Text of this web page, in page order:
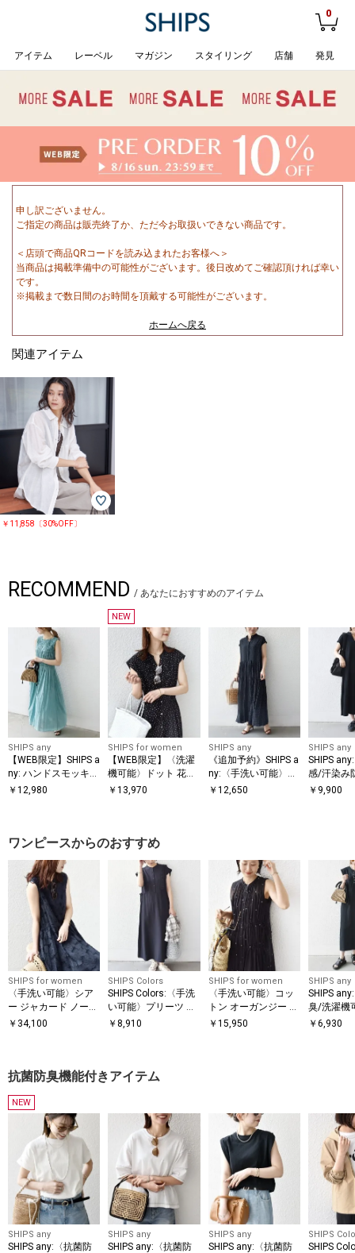
0
アイテム レーベル マガジン スタイリング 店舗 発見
申し訳ございません。
ご指定の商品は販売終了か、ただ今お取扱いできない商品です。
＜店頭で商品QRコードを読み込まれたお客様へ＞
当商品は掲載準備中の可能性がございます。後日改めてご確認頂ければ幸い
です。
※掲載まで数日間のお時間を頂戴する可能性がございます。
ホームへ戻る
関連アイテム
￥11,858〔30%OFF〕
RECOMMEND / あなたにおすすめのアイテム
SHIPS any
【WEB限定】SHIPS a
ny: ハンドスモッキン
グ コットン フレア
￥ 12,980
NEW
SHIPS for women
【WEB限定】〈洗濯
機可能〉ドット 花柄
サイド プリーツ フレ
￥13,970
SHIPS any
《追加予約》SHIPS a
ny:〈手洗い可能〉ド
ット バンドカラー フ
￥ 12,650
SHIPS any
SHIPS
感/汗染み
洗濯機可
￥ 9,900
ワンピースからのおすすめ
SHIPS for women
〈手洗い可能〉シア
ー ジャカード ノース
リーブ ワンピース
￥ 34,100
SHIPS Colors
SHIPS Colors:〈手洗
い可能〉プリーツ デ
ザイン シャツ ワンピ
￥8,910
SHIPS for women
〈手洗い可能〉コッ
トン オーガンジー 刺
繍 ウエスト ドロスト
￥ 15,950
SHIPS any
SHIPS
臭/洗濯機
コットン
￥6,930
抗菌防臭機能付きアイテム
NEW
SHIPS any
SHIPS any:〈抗菌防
SHIPS any
SHIPS any:〈抗菌防
SHIPS any
SHIPS any:〈抗菌防
SHIPS
SHIPS